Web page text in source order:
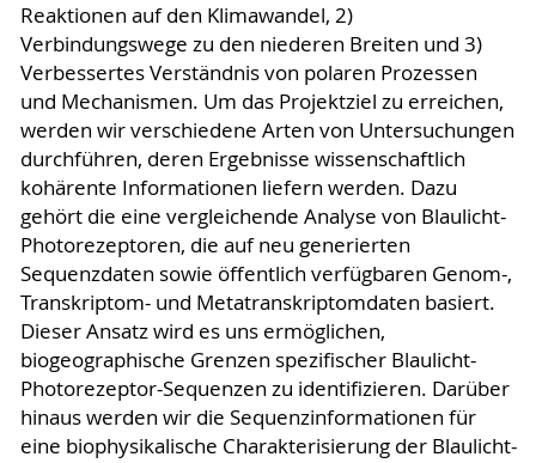
Reaktionen auf den Klimawandel, 2)
Verbindungswege zu den niederen Breiten und 3)
Verbessertes Verständnis von polaren Prozessen
und Mechanismen. Um das Projektziel zu erreichen,
werden wir verschiedene Arten von Untersuchungen
durchführen, deren Ergebnisse wissenschaftlich
kohärente Informationen liefern werden. Dazu
gehört die eine vergleichende Analyse von Blaulicht-
Photorezeptoren, die auf neu generierten
Sequenzdaten sowie öffentlich verfügbaren Genom-,
Transkriptom- und Metatranskriptomdaten basiert.
Dieser Ansatz wird es uns ermöglichen,
biogeographische Grenzen spezifischer Blaulicht-
Photorezeptor-Sequenzen zu identifizieren. Darüber
hinaus werden wir die Sequenzinformationen für
eine biophysikalische Charakterisierung der Blaulicht-